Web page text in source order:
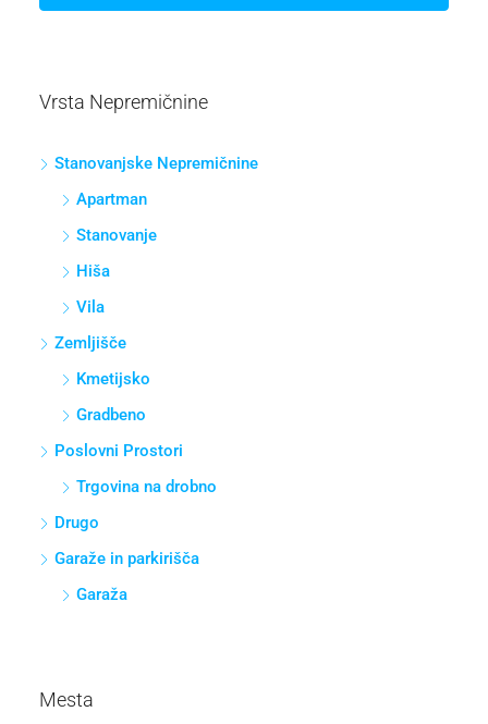
Vrsta Nepremičnine
Stanovanjske Nepremičnine
Apartman
Stanovanje
Hiša
Vila
Zemljišče
Kmetijsko
Gradbeno
Poslovni Prostori
Trgovina na drobno
Drugo
Garaže in parkirišča
Garaža
Mesta